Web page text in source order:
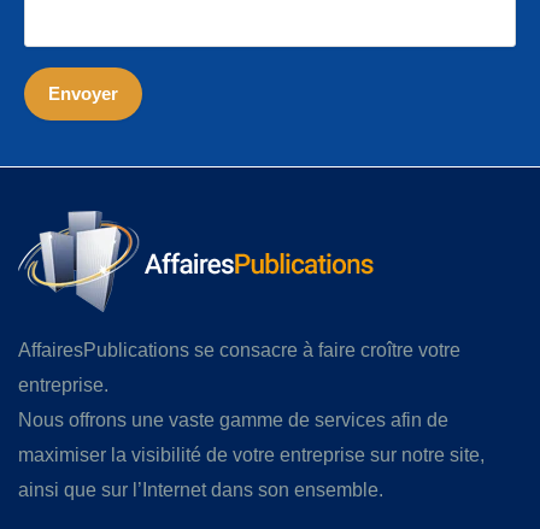
AffairesPublications se consacre à faire croître votre
entreprise.
Nous offrons une vaste gamme de services afin de
maximiser la visibilité de votre entreprise sur notre site,
ainsi que sur l’Internet dans son ensemble.